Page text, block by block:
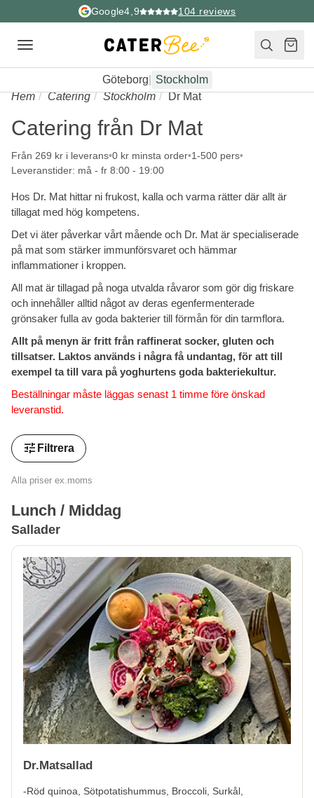
Google4,9 104 reviews
Toggle
Göteborg
Stockholm
Hem
Catering Stockholm Dr Mat
Catering från Dr Mat
Från 269 kr i leverans 0 kr minsta order 1-500 pers
Leveranstider: må - fr 8:00 - 19:00
Hos Dr. Mat hittar ni frukost, kalla och varma rätter där allt är
tillagat med hög kompetens.
Det vi äter påverkar vårt mående och Dr. Mat är specialiserade
på mat som stärker immunförsvaret och hämmar
inflammationer i kroppen.
All mat är tillagad på noga utvalda råvaror som gör dig friskare
och innehåller alltid något av deras egenfermenterade
grönsaker fulla av goda bakterier till förmån för din tarmflora.
Allt på menyn är fritt från raffinerat socker, gluten och
tillsatser. Laktos används i några få undantag, för att till
exempel ta till vara på yoghurtens goda bakteriekultur.
Beställningar måste läggas senast 1 timme före önskad
leveranstid.
tune Filtrera
Alla priser ex.moms
Lunch / Middag
Sallader
Dr.Matsallad
-Röd quinoa, Sötpotatishummus, Broccoli, Surkål,